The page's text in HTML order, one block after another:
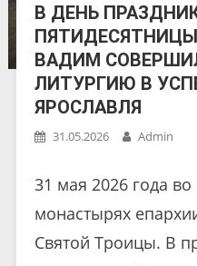
В ДЕНЬ
ВАДИМ
ЛИТУРГИЮ В
ЯРОСЛАВЛЯ
31.05.2026 Admin
31 мая 2026 года
монастырях
Святой Троицы. В